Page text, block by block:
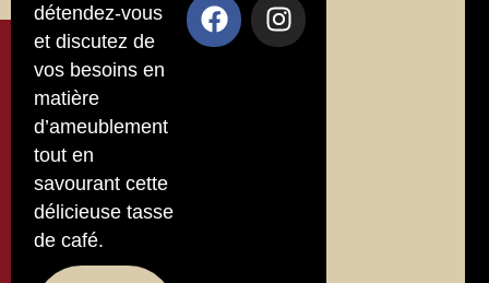
détendez-vous
et discutez de
vos besoins en
matière
d’ameublement
tout en
savourant cette
délicieuse tasse
de café.